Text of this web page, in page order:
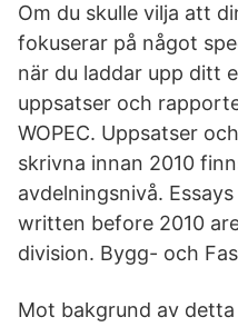
Om du skulle vilja att
fokuserar på något
när du laddar upp ditt
uppsatser och
WOPEC. Uppsatser
skrivna innan 2010
avdelningsnivå.
written before 2010
division. Bygg- och
Mot bakgrund av